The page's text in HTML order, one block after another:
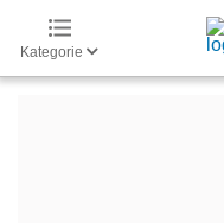
Kategorie